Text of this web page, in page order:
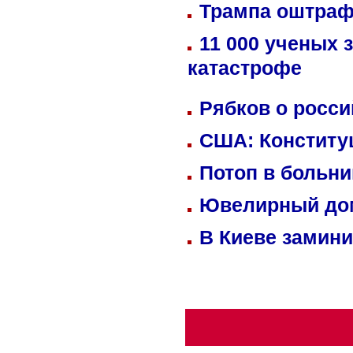
Трампа
11 000 ученых
катастрофе
Рябков о
США:
Потоп в
Ювелирный
В Киеве